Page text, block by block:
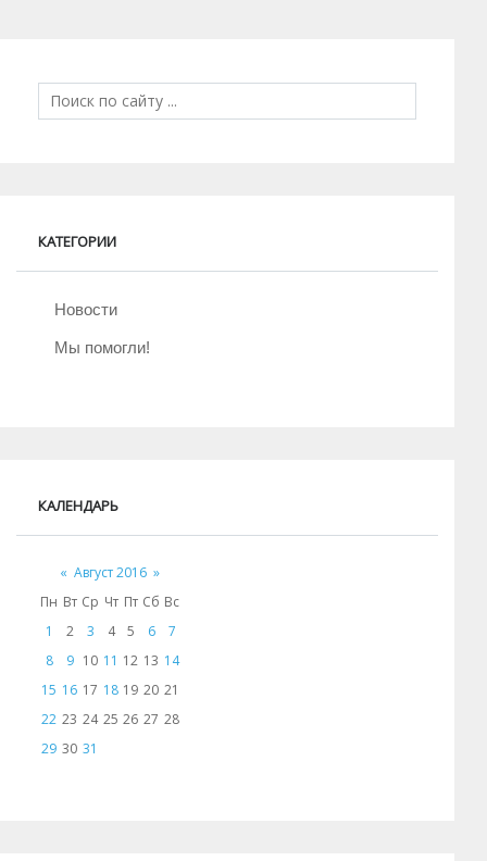
КАТЕГОРИИ
Новости
Мы помогли!
КАЛЕНДАРЬ
« Август 2016 »
Пн Вт Ср Чт Пт Сб Вс
1
2 3 4 5 6
7
8
9 10 11 12 13 14
15 16 17 18 19 20 21
22 23 24 25 26 27 28
29 30 31